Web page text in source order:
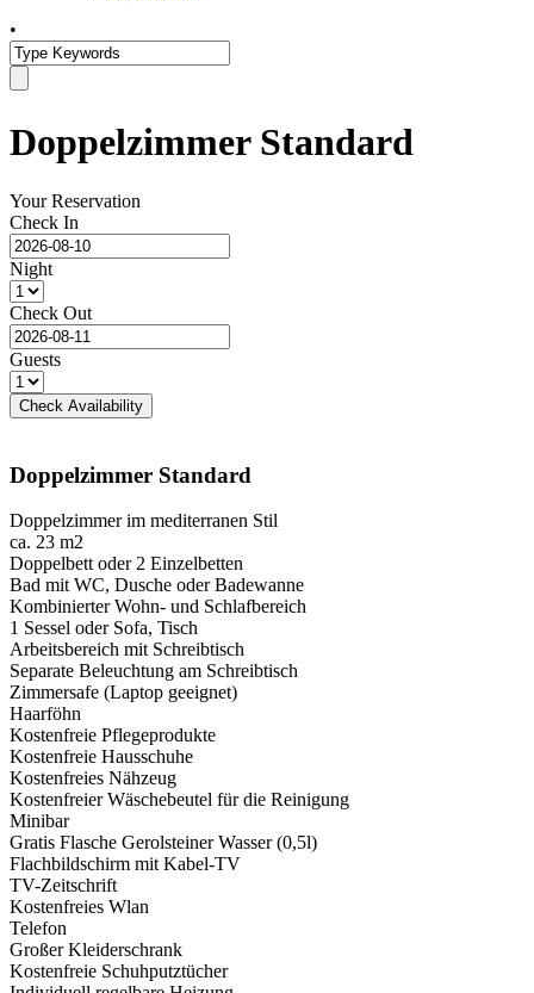
•
Doppelzimmer Standard
Your Reservation
Check In
Night
Check Out
Guests
Doppelzimmer Standard
Doppelzimmer im mediterranen Stil
ca. 23 m2
Doppelbett oder 2 Einzelbetten
Bad mit WC, Dusche oder Badewanne
Kombinierter Wohn- und Schlafbereich
1 Sessel oder Sofa, Tisch
Arbeitsbereich mit Schreibtisch
Separate Beleuchtung am Schreibtisch
Zimmersafe (Laptop geeignet)
Haarföhn
Kostenfreie Pflegeprodukte
Kostenfreie Hausschuhe
Kostenfreies Nähzeug
Kostenfreier Wäschebeutel für die Reinigung
Minibar
Gratis Flasche Gerolsteiner Wasser (0,5l)
Flachbildschirm mit Kabel-TV
TV-Zeitschrift
Kostenfreies Wlan
Telefon
Großer Kleiderschrank
Kostenfreie Schuhputztücher